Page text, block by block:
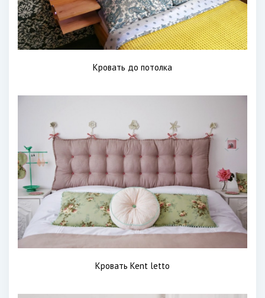
Кровать до потолка
Кровать Kent letto